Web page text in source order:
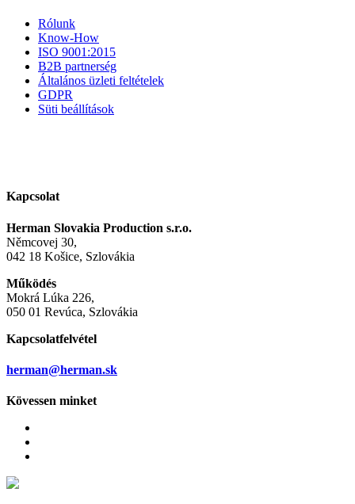
Rólunk
Know-How
ISO 9001:2015
B2B partnerség
Általános üzleti feltételek
GDPR
Süti beállítások
Kapcsolat
Herman Slovakia Production s.r.o.
Němcovej 30,
042 18 Košice, Szlovákia
Működés
Mokrá Lúka 226,
050 01 Revúca, Szlovákia
Kapcsolatfelvétel
herman@herman.sk
Kövessen minket